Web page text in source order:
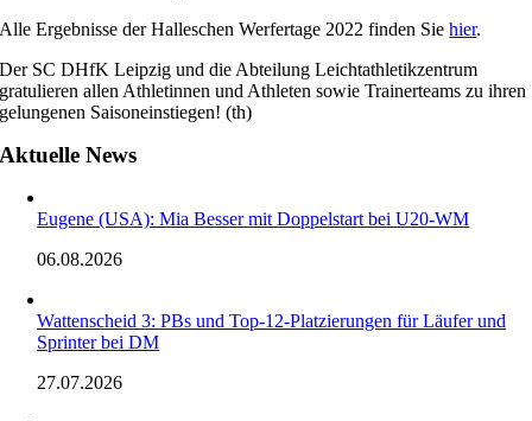
Alle Ergebnisse der Halleschen Werfertage 2022 finden Siehier.
Der SC DHfK Leipzig und die Abteilung Leichtathletikzentrum
gratulieren allen Athletinnen und Athleten sowie Trainerteams zu ihren
gelungenen Saisoneinstiegen! (th)
Aktuelle News
Eugene (USA): Mia Besser mit Doppelstart bei U20-WM
06.08.2026
Wattenscheid 3: PBs und Top-12-Platzierungen für Läufer und
Sprinter bei DM
27.07.2026